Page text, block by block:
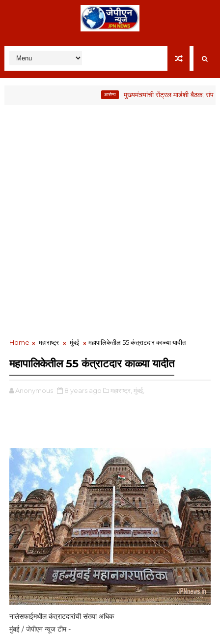
मुख्यमंत्र्यांची सेंट्रल मार्डशी बैठक; संप मागे,
Home महाराष्ट्र मुंबई महापालिकेतील 55 कंत्राटदार काळ्या यादीत
महापालिकेतील 55 कंत्राटदार काळ्या यादीत
Anonymous 8 years ago महाराष्ट्र, मुंबई,
नालेसफाईमधील कंत्राटदारांची संख्या अधिक
मुंबई / जेपीएन न्यूज टीम -